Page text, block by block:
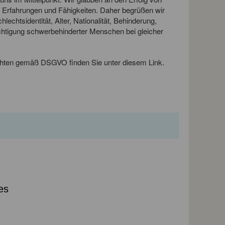
und Fähigkeiten. Daher begrüßen wir
Alter, Nationalität, Behinderung,
schwerbehinderter Menschen bei gleicher
gemäß DSGVO finden Sie unter diesem Link.